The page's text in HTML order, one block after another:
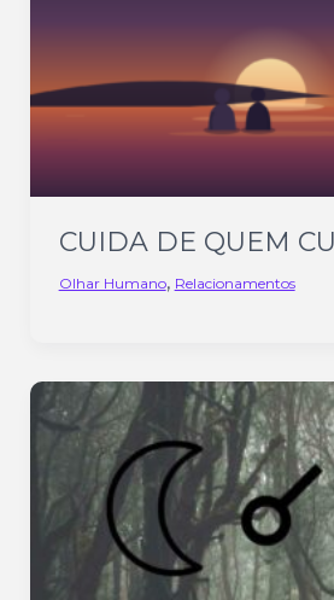
CUIDA DE QUEM
Olhar Humano, Relacionamentos